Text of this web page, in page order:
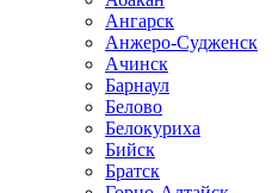
Ангарск
Анжеро-Судженск
Ачинск
Барнаул
Белово
Белокуриха
Бийск
Братск